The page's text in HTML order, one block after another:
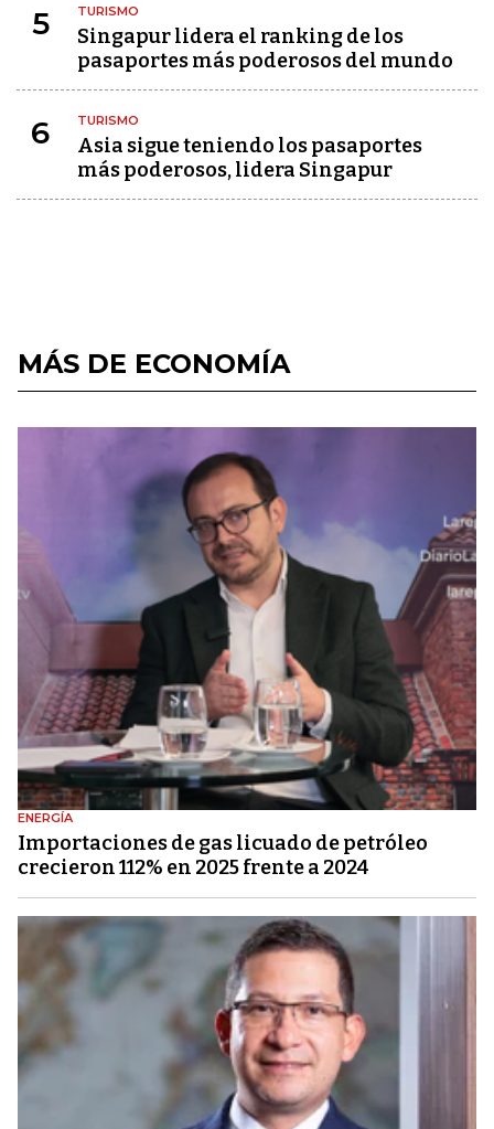
5 TURISMO
Singapur lidera el ranking de los
pasaportes más poderosos del mundo
6 TURISMO
Asia sigue teniendo los pasaportes
más poderosos, lidera Singapur
MÁS DE ECONOMÍA
ENERGÍA
Importaciones de gas licuado de petróleo
crecieron 112% en 2025 frente a 2024